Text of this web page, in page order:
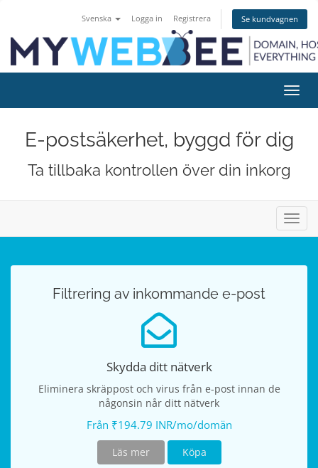
Svenska Logga in Registrera Se kundvagnen
Växla
E-postsäkerhet, byggd för dig
Ta tillbaka kontrollen över din inkorg
Växla
Filtrering av inkommande e-post
Skydda ditt nätverk
Eliminera skräppost och virus från e-post innan de
någonsin når ditt nätverk
Från ₹194.79 INR/mo/domän
Läs mer Köpa